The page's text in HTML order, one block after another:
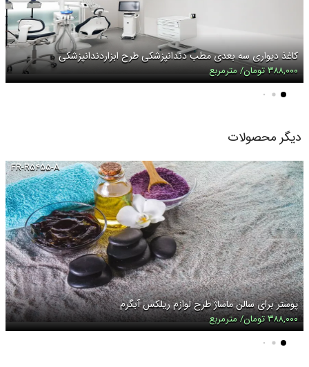
کاغذ دیواری سه بعدی مطب دندانپزشکی طرح ابزاردندانپزشکی
۳۸۸,۰۰۰ تومان/ مترمربع
دیگر محصولات
FR-R۵۴۵۵-A
پوستر برای سالن ماساژ طرح لوازم ریلکس آبگرم
۳۸۸,۰۰۰ تومان/ مترمربع